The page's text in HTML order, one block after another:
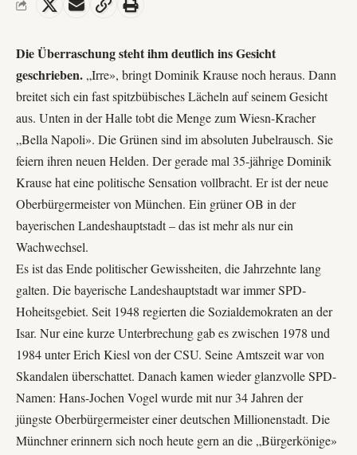
Die Überraschung steht ihm deutlich ins Gesicht
geschrieben. „Irre», bringt Dominik Krause noch heraus. Dann
breitet sich ein fast spitzbübisches Lächeln auf seinem Gesicht
aus. Unten in der Halle tobt die Menge zum Wiesn-Kracher
„Bella Napoli». Die Grünen sind im absoluten Jubelrausch. Sie
feiern ihren neuen Helden. Der gerade mal 35-jährige Dominik
Krause hat eine politische Sensation vollbracht. Er ist der neue
Oberbürgermeister von München. Ein grüner OB in der
bayerischen Landeshauptstadt – das ist mehr als nur ein
Wachwechsel.
Es ist das Ende politischer Gewissheiten, die Jahrzehnte lang
galten. Die bayerische Landeshauptstadt war immer SPD-
Hoheitsgebiet. Seit 1948 regierten die Sozialdemokraten an der
Isar. Nur eine kurze Unterbrechung gab es zwischen 1978 und
1984 unter Erich Kiesl von der CSU. Seine Amtszeit war von
Skandalen überschattet. Danach kamen wieder glanzvolle SPD-
Namen: Hans-Jochen Vogel wurde mit nur 34 Jahren der
jüngste Oberbürgermeister einer deutschen Millionenstadt. Die
Münchner erinnern sich noch heute gern an die „Bürgerkönige»